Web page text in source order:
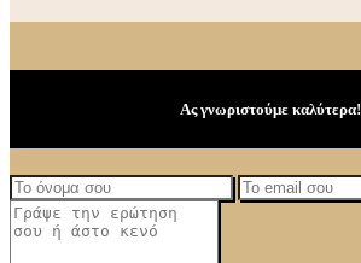
Ας γνωριστούμε καλύτερα!